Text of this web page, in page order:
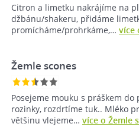
Citron a limetku nakrájíme na
džbánu/shakeru, přidáme
promícháme/prohrkáme,… více
Žemle scones
Posejeme mouku s práškem do
rozinky, rozdrtíme tuk.. Mléko
většinu vlejeme… více o Žemle